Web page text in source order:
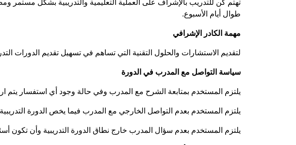
تهتم كن للتدريب بالإشراف على العملية التعليمية والتدريبية بشكل مستمر
طوال أيام الأسبوع.
مهمة الكادر الإشرافي
لتقديم الاستشارات والحلول التقنية التي تساهم في تسهيل تقديم الدورات
سياسة التواصل مع المدرب في الدورة
يلتزم المستخدم بمتابعة الشرح مع المدرب وفي حالة وجود أي استفسار يتم ارسالها
يلتزم المستخدم بعدم التواصل الخارجي مع المدرب فيما يخص الدورة
يلتزم المستخدم بعدم سؤال المدرب خارج نطاق الدورة التدريبية وأن تكون